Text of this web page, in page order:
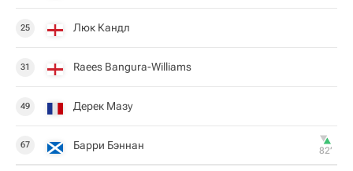
25 Люк Кандл
31 Raees Bangura-Williams
49 Дерек Мазу
67 Барри Бэннан 82‎’‎